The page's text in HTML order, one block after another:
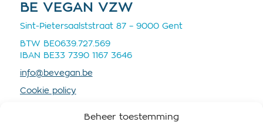
Beheer toestemming
BE VEGAN VZW
Sint-Pietersaalststraat 87 – 9000 Gent
BTW BE0639.727.569
IBAN BE33 7390 1167 3646
info@bevegan.be
Cookie policy